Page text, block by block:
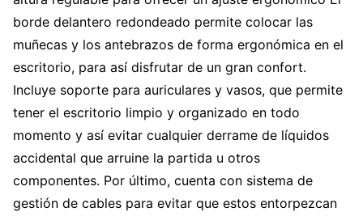
borde delantero redondeado permite colocar las
muñecas y los antebrazos de forma ergonómica en el
escritorio, para así disfrutar de un gran confort.
Incluye soporte para auriculares y vasos, que permite
tener el escritorio limpio y organizado en todo
momento y así evitar cualquier derrame de líquidos
accidental que arruine la partida u otros
componentes. Por último, cuenta con sistema de
gestión de cables para evitar que estos entorpezcan